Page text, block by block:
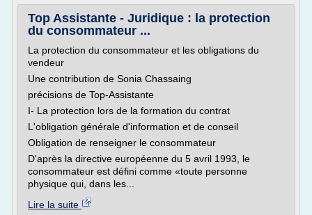
Top Assistante - Juridique : la protection
du consommateur ...
La protection du consommateur et les obligations du
vendeur
Une contribution de Sonia Chassaing
précisions de Top-Assistante
I- La protection lors de la formation du contrat
L'obligation générale d'information et de conseil
Obligation de renseigner le consommateur
D'après la directive européenne du 5 avril 1993, le
consommateur est défini comme «toute personne
physique qui, dans les...
Lire la suite